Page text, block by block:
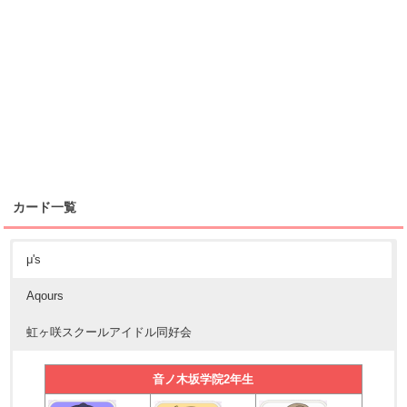
カード一覧
μ's
Aqours
虹ヶ咲スクールアイドル同好会
音ノ木坂学院2年生